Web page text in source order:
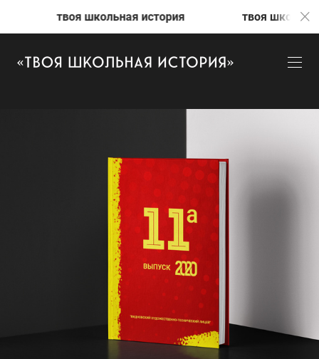
твоя школьная история твоя школьная